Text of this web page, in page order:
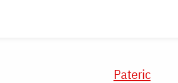
Pateric